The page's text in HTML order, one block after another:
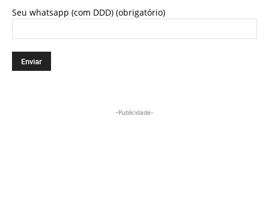
Seu whatsapp (com DDD) (obrigatório)
-Publicidade-